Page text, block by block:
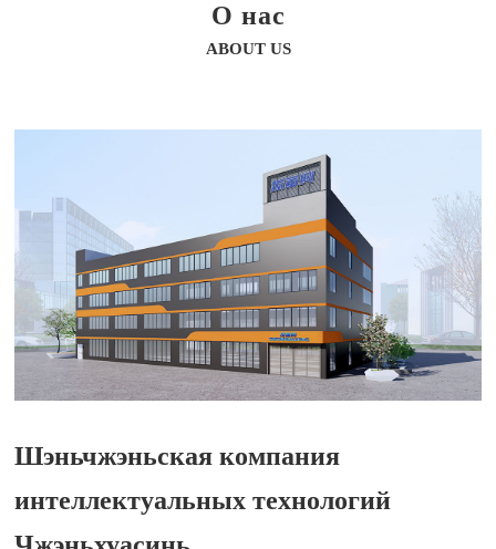
О нас
ABOUT US
Шэньчжэньская компания
интеллектуальных технологий